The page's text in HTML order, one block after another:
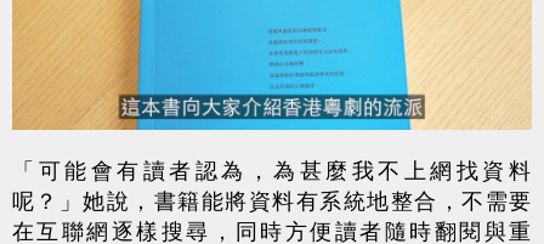
「可能會有讀者認為，為甚麼我不上網找資料
呢？」她說，書籍能將資料有系統地整合，不需要
在互聯網逐樣搜尋，同時方便讀者隨時翻閱與重